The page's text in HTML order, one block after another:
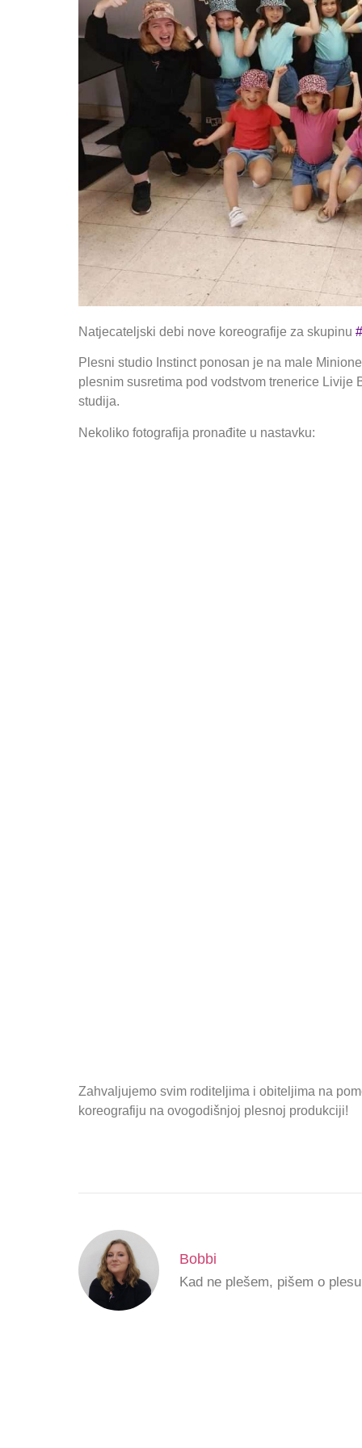
Natjecateljski debi nove koreografije za skupinu
Plesni studio Instinct ponosan je na male
plesnim susretima pod vodstvom trenerice
studija.
Nekoliko fotografija pronađite u nastavku:
Zahvaljujemo svim roditeljima i obiteljima na
koreografiju na ovogodišnjoj plesnoj produkciji!
Bobbi
Kad ne plešem, pišem o